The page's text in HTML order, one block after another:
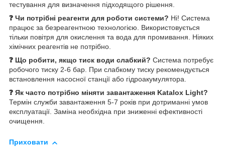
тестування для визначення підходящого рішення.
❓ Чи потрібні реагенти для роботи системи? Ні! Система
працює за безреагентною технологією. Використовується
тільки повітря для окислення та вода для промивання. Ніяких
хімічних реагентів не потрібно.
❓ Що робити, якщо тиск води слабкий? Система потребує
робочого тиску 2-6 бар. При слабкому тиску рекомендується
встановлення насосної станції або гідроакумулятора.
❓ Як часто потрібно міняти завантаження Katalox Light?
Термін служби завантаження 5-7 років при дотриманні умов
експлуатації. Заміна необхідна при зниженні ефективності
очищення.
Приховати